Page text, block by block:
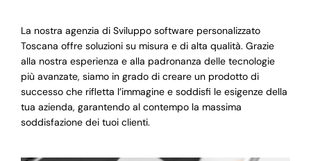
La nostra agenzia di Sviluppo software personalizzato
Toscana offre soluzioni su misura e di alta qualità. Grazie
alla nostra esperienza e alla padronanza delle tecnologie
più avanzate, siamo in grado di creare un prodotto di
successo che rifletta l’immagine e soddisfi le esigenze della
tua azienda, garantendo al contempo la massima
soddisfazione dei tuoi clienti.